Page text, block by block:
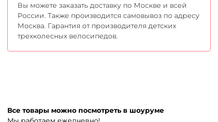
Вы можете заказать доставку по Москве и всей
России. Также производится самовывоз по адресу
Москва. Гарантия от производителя детских
трехколесных велосипедов.
Все товары можно посмотреть в шоуруме